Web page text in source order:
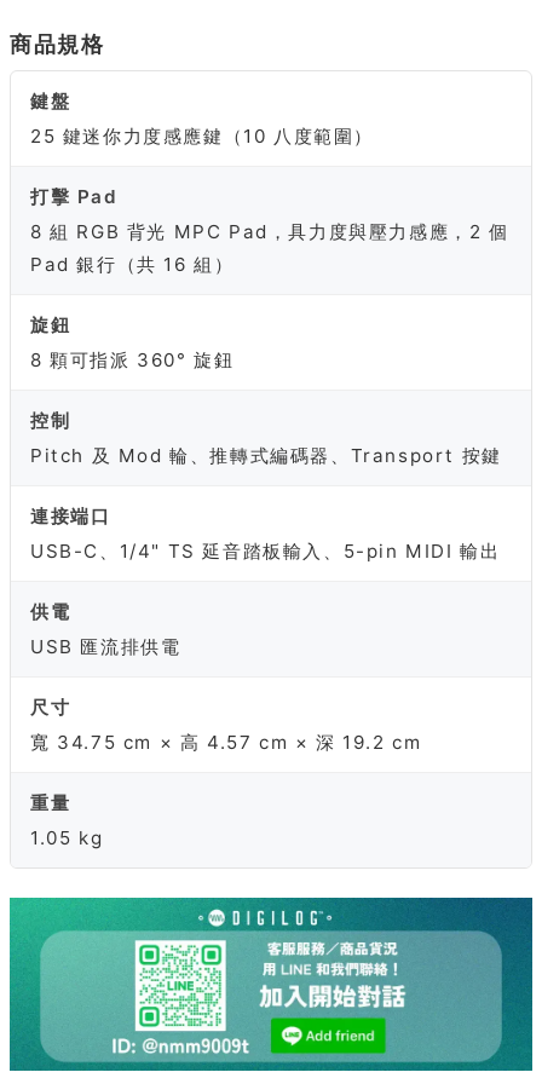
商品規格
鍵盤
25 鍵迷你力度感應鍵（10 八度範圍）
打擊 Pad
8 組 RGB 背光 MPC Pad，具力度與壓力感應，2 個
Pad 銀行（共 16 組）
旋鈕
8 顆可指派 360° 旋鈕
控制
Pitch 及 Mod 輪、推轉式編碼器、Transport 按鍵
連接端口
USB-C、1/4" TS 延音踏板輸入、5-pin MIDI 輸出
供電
USB 匯流排供電
尺寸
寬 34.75 cm × 高 4.57 cm × 深 19.2 cm
重量
1.05 kg